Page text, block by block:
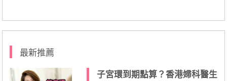
最新推薦
子宮環到期點算？香港婦科醫生